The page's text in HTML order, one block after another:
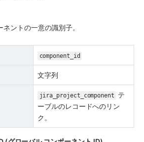
ントの一意の識別子。
component_id
文字列
jira_project_component
テ
ーブルのレコードへのリン
ク。